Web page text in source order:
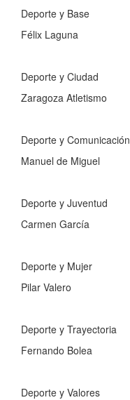
Deporte y Base
Félix Laguna
Deporte y Ciudad
Zaragoza Atletismo
Deporte y Comunicación
Manuel de Miguel
Deporte y Juventud
Carmen García
Deporte y Mujer
Pilar Valero
Deporte y Trayectoria
Fernando Bolea
Deporte y Valores